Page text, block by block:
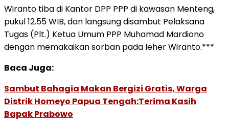
Wiranto tiba di Kantor DPP PPP di kawasan Menteng,
pukul 12.55 WIB, dan langsung disambut Pelaksana
Tugas (Plt.) Ketua Umum PPP Muhamad Mardiono
dengan memakaikan sorban pada leher Wiranto.***
Baca Juga:
Sambut Bahagia Makan Bergizi Gratis, Warga
Distrik Homeyo Papua Tengah:Terima Kasih
Bapak Prabowo